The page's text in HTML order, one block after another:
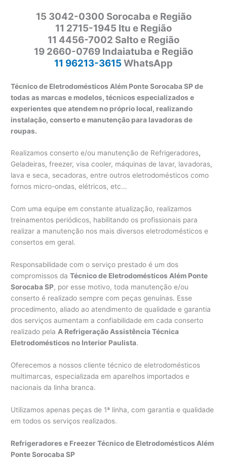
15 3042-0300 Sorocaba e Região
11 2715-1945 Itu e Região
11 4456-7002 Salto e Região
19 2660-0769 Indaiatuba e Região
11 96213-3615 WhatsApp
Técnico de Eletrodomésticos Além Ponte Sorocaba SP de
todas as marcas e modelos, técnicos especializados e
experientes que atendem no próprio local, realizando
instalação, conserto e manutenção para lavadoras de
roupas.
Realizamos conserto e/ou manutenção de Refrigeradores,
Geladeiras, freezer, visa cooler, máquinas de lavar, lavadoras,
lava e seca, secadoras, entre outros eletrodomésticos como
fornos micro-ondas, elétricos, etc…
Com uma equipe em constante atualização, realizamos
treinamentos periódicos, habilitando os profissionais para
realizar a manutenção nos mais diversos eletrodomésticos e
consertos em geral.
Responsabilidade com o serviço prestado é um dos
compromissos daTécnico de Eletrodomésticos Além Ponte
Sorocaba SP, por esse motivo, toda manutenção e/ou
conserto é realizado sempre com peças genuínas. Esse
procedimento, aliado ao atendimento de qualidade e garantia
dos serviços aumentam a confiabilidade em cada conserto
realizado pela A Refrigeração Assistência Técnica
Eletrodomésticos no Interior Paulista.
Oferecemos a nossos cliente técnico de eletrodomésticos
multimarcas, especializada em aparelhos importados e
nacionais da linha branca.
Utilizamos apenas peças de 1ª linha, com garantia e qualidade
em todos os serviços realizados.
Refrigeradores e Freezer Técnico de Eletrodomésticos Além
Ponte Sorocaba SP